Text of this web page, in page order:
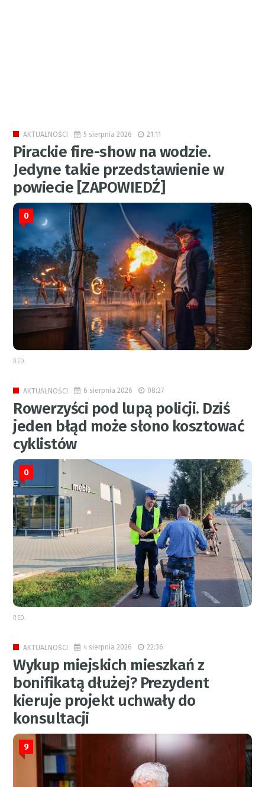
AKTUALNOŚCI 5 sierpnia 2026 21:11
Pirackie fire-show na wodzie.
Jedyne takie przedstawienie w
powiecie [ZAPOWIEDŹ]
0
RED.
AKTUALNOŚCI 6 sierpnia 2026 08:27
Rowerzyści pod lupą policji. Dziś
jeden błąd może słono kosztować
cyklistów
0
RED.
AKTUALNOŚCI 4 sierpnia 2026 22:36
Wykup miejskich mieszkań z
bonifikatą dłużej? Prezydent
kieruje projekt uchwały do
konsultacji
9